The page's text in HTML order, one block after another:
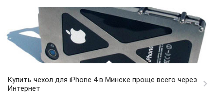
Купить чехол для iPhone 4 в Минске проще всего через
Интернет